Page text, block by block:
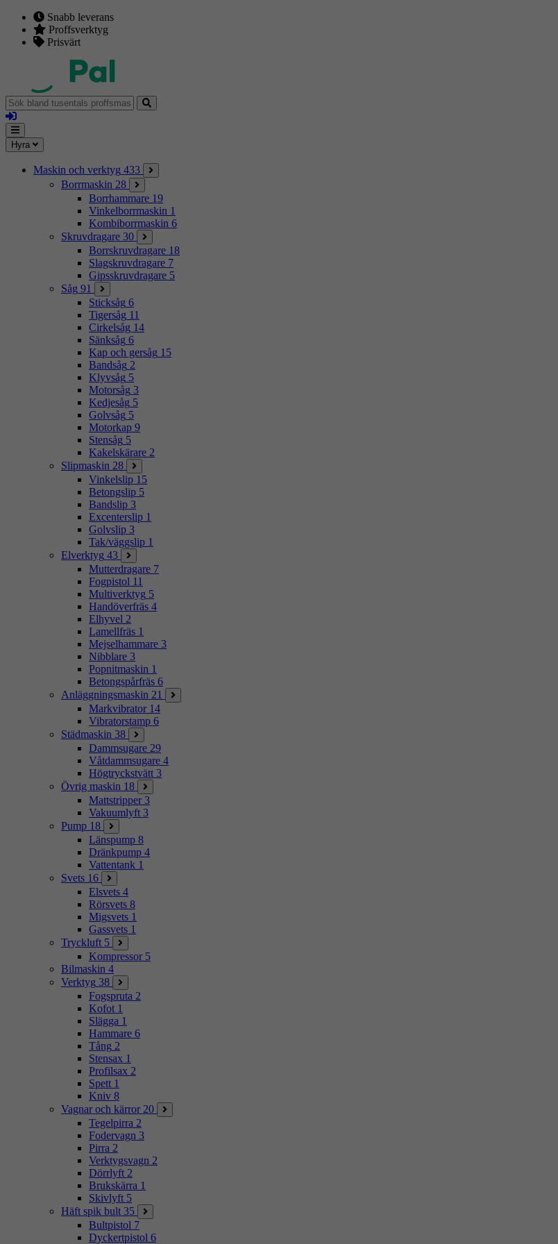
Snabb leverans
Proffsverktyg
Prisvärt
Sök
bland
tusentals
proffsmaskiner
Logga
in
Mina
sidor
Meny
Hyra
Maskin och verktyg 433
Borrmaskin 28
Borrhammare 19
Vinkelborrmaskin 1
Kombiborrmaskin 6
Skruvdragare 30
Borrskruvdragare 18
Slagskruvdragare 7
Gipsskruvdragare 5
Såg 91
Sticksåg 6
Tigersåg 11
Cirkelsåg 14
Sänksåg 6
Kap och gersåg 15
Bandsåg 2
Klyvsåg 5
Motorsåg 3
Kedjesåg 5
Golvsåg 5
Motorkap 9
Stensåg 5
Kakelskärare 2
Slipmaskin 28
Vinkelslip 15
Betongslip 5
Bandslip 3
Excenterslip 1
Golvslip 3
Tak/väggslip 1
Elverktyg 43
Mutterdragare 7
Fogpistol 11
Multiverktyg 5
Handöverfräs 4
Elhyvel 2
Lamellfräs 1
Mejselhammare 3
Nibblare 3
Popnitmaskin 1
Betongspårfräs 6
Anläggningsmaskin 21
Markvibrator 14
Vibratorstamp 6
Städmaskin 38
Dammsugare 29
Våtdammsugare 4
Högtryckstvätt 3
Övrig maskin 18
Mattstripper 3
Vakuumlyft 3
Pump 18
Länspump 8
Dränkpump 4
Vattentank 1
Svets 16
Elsvets 4
Rörsvets 8
Migsvets 1
Gassvets 1
Tryckluft 5
Kompressor 5
Bilmaskin 4
Verktyg 38
Fogspruta 2
Kofot 1
Slägga 1
Hammare 6
Tång 2
Stensax 1
Profilsax 2
Spett 1
Kniv 8
Vagnar och kärror 20
Tegelpirra 2
Fodervagn 3
Pirra 2
Verktygsvagn 2
Dörrlyft 2
Brukskärra 1
Skivlyft 5
Häft spik bult 35
Bultpistol 7
Dyckertpistol 6